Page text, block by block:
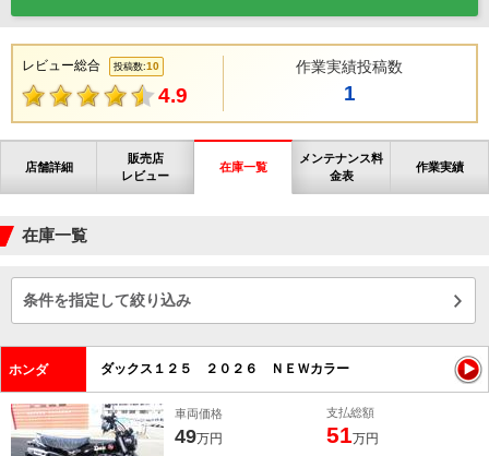
レビュー総合 投稿数:10
4.9
作業実績投稿数
1
店舗詳細
販売店
レビュー
在庫一覧
メンテナンス料
金表
作業実績
在庫一覧
条件を指定して絞り込み
ホンダ ダックス１２５ ２０２６ ＮＥＷカラー
車両価格
49万円
支払総額
51万円